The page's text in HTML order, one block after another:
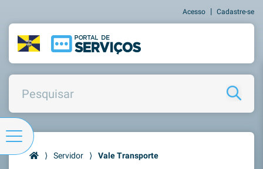
Acesso | Cadastre-se
⟩ Servidor ⟩ Vale Transporte